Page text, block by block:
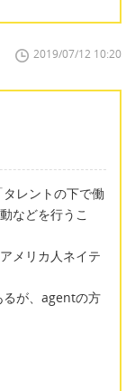
2019/07/12 10:20
レントの下で働
などを行うこ
メリカ人ネイテ
が、agentの方